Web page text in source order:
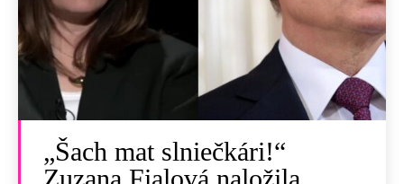
„Šach mat slniečkári!“
Zuzana Fialová naložila